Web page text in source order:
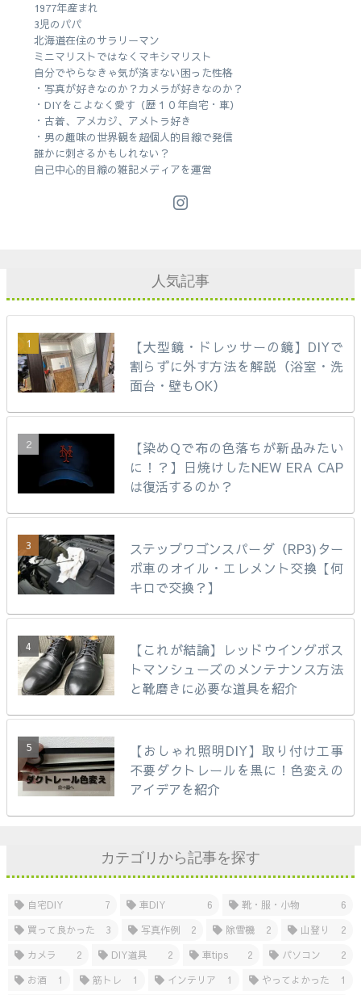
1977年産まれ
3児のパパ
北海道在住のサラリーマン
ミニマリストではなくマキシマリスト
自分でやらなきゃ気が済まない困った性格
・写真が好きなのか？カメラが好きなのか？
・DIYをこよなく愛す（歴１０年自宅・車）
・古着、アメカジ、アメトラ好き
・男の趣味の世界観を超個人的目線で発信
誰かに刺さるかもしれない？
自己中心的目線の雑記メディアを運営
人気記事
【大型鏡・ドレッサーの鏡】DIYで
割らずに外す方法を解説（浴室・洗
面台・壁もOK）
【染めQで布の色落ちが新品みたい
に！？】日焼けしたNEW ERA CAP
は復活するのか？
ステップワゴンスパーダ（RP3)ター
ボ車のオイル・エレメント交換【何
キロで交換？】
【これが結論】レッドウイングポス
トマンシューズのメンテナンス方法
と靴磨きに必要な道具を紹介
【おしゃれ照明DIY】取り付け工事
不要ダクトレールを黒に！色変えの
アイデアを紹介
カテゴリから記事を探す
自宅DIY 7 車DIY 6 靴・服・小物
6
買って良かった
3 写真作例 2 除雪機 2 山登り
2
カメラ
2 DIY道具 2 車tips 2 パソコン
2
お酒
1 筋トレ 1 インテリア 1 やってよかった 1